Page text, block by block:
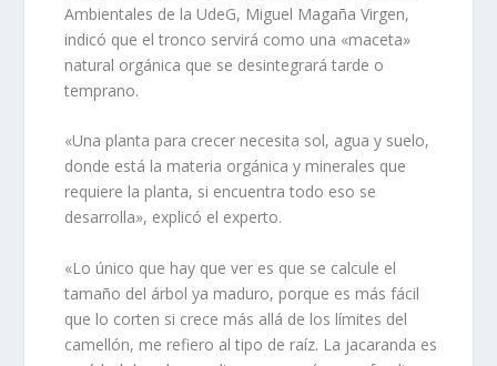
Ambientales de la UdeG, Miguel Magaña Virgen,
indicó que el tronco servirá como una «maceta»
natural orgánica que se desintegrará tarde o
temprano.
«Una planta para crecer necesita sol, agua y suelo,
donde está la materia orgánica y minerales que
requiere la planta, si encuentra todo eso se
desarrolla», explicó el experto.
«Lo único que hay que ver es que se calcule el
tamaño del árbol ya maduro, porque es más fácil
que lo corten si crece más allá de los límites del
camellón, me refiero al tipo de raíz. La jacaranda es